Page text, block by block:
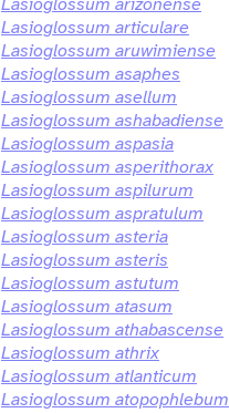
Lasioglossum articulare
Lasioglossum aruwimiense
Lasioglossum asaphes
Lasioglossum asellum
Lasioglossum ashabadiense
Lasioglossum aspasia
Lasioglossum asperithorax
Lasioglossum aspilurum
Lasioglossum aspratulum
Lasioglossum asteria
Lasioglossum asteris
Lasioglossum astutum
Lasioglossum atasum
Lasioglossum athabascense
Lasioglossum athrix
Lasioglossum atlanticum
Lasioglossum atopophlebum